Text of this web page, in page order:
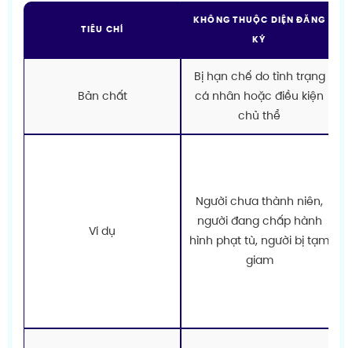
TIÊU CHÍ
KHÔNG THUỘC DIỆN ĐĂNG
KÝ
Bản chất
Bị hạn chế do tình trạng
cá nhân hoặc điều kiện
chủ thể
Ví dụ
Người chưa thành niên,
người đang chấp hành
hình phạt tù, người bị tạm
giam